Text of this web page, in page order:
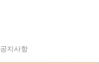
공지사항